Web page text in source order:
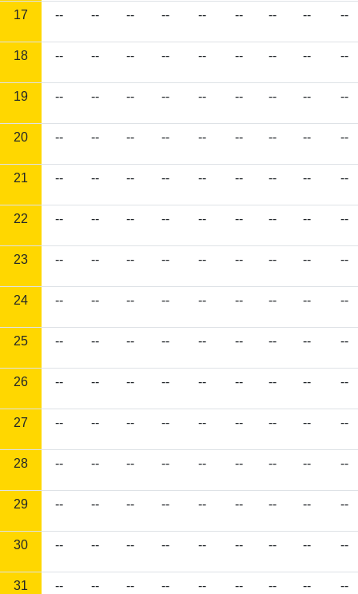
17 -- -- -- -- -- -- -- -- --
18 -- -- -- -- -- -- -- -- --
19 -- -- -- -- -- -- -- -- --
20 -- -- -- -- -- -- -- -- --
21 -- -- -- -- -- -- -- -- --
22 -- -- -- -- -- -- -- -- --
23 -- -- -- -- -- -- -- -- --
24 -- -- -- -- -- -- -- -- --
25 -- -- -- -- -- -- -- -- --
26 -- -- -- -- -- -- -- -- --
27 -- -- -- -- -- -- -- -- --
28 -- -- -- -- -- -- -- -- --
29 -- -- -- -- -- -- -- -- --
30 -- -- -- -- -- -- -- -- --
31 -- -- -- -- -- -- -- -- --